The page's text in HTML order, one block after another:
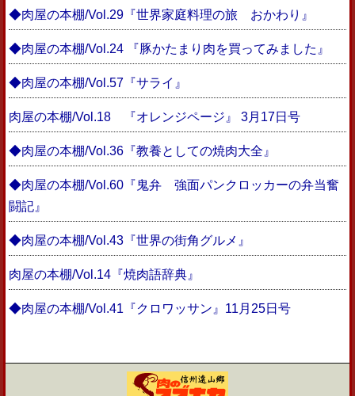
◆肉屋の本棚/Vol.29『世界家庭料理の旅 おかわり』
◆肉屋の本棚/Vol.24 『豚かたまり肉を買ってみました』
◆肉屋の本棚/Vol.57『サライ』
肉屋の本棚/Vol.18 『オレンジページ』 3月17日号
◆肉屋の本棚/Vol.36『教養としての焼肉大全』
◆肉屋の本棚/Vol.60『鬼弁 強面パンクロッカーの弁当奮
闘記』
◆肉屋の本棚/Vol.43『世界の街角グルメ』
肉屋の本棚/Vol.14『焼肉語辞典』
◆肉屋の本棚/Vol.41『クロワッサン』11月25日号